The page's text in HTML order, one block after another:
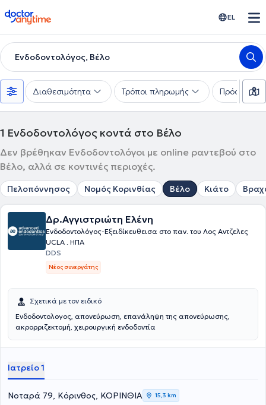
doctoranytime EL
Ενδοδοντολόγος, Βέλο
Διαθεσιμότητα Τρόποι πληρωμής Πρόσθετα
1 Ενδοδοντολόγος κοντά στο Βέλο
Δεν βρέθηκαν Ενδοδοντολόγοι με online ραντεβού στο
Βέλο, αλλά σε κοντινές περιοχές.
Πελοπόννησος Νομός Κορινθίας Βέλο Κιάτο
Δρ.Αγγιστριώτη Ελένη
Ενδοδοντολόγoς-Εξειδίκευθεισα στο παν. του Λος Αντζελες
UCLA . ΗΠΑ
DDS
Νέος συνεργάτης
Σχετικά με τον ειδικό
Ενδοδοντολογος, απονεύρωση, επανάληψη της απονεύρωσης,
ακρορριζεκτομή, χειρουργική ενδοδοντία
Ιατρείο 1
Νοταρά 79, Κόρινθος, ΚΟΡΙΝΘΙΑ 15,3 km